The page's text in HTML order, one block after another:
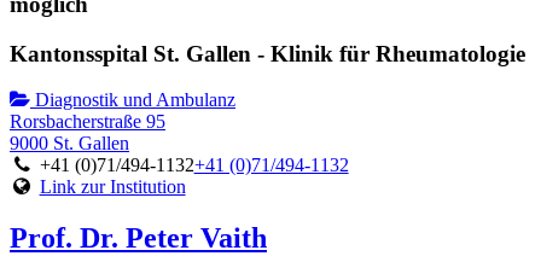
Kantonsspital St. Gallen - Klinik für Rheumatologie
Diagnostik und Ambulanz
Rorsbacherstraße 95
9000 St. Gallen
+41 (0)71/494-1132+41 (0)71/494-1132
Link zur Institution
Prof. Dr. Peter Vaith